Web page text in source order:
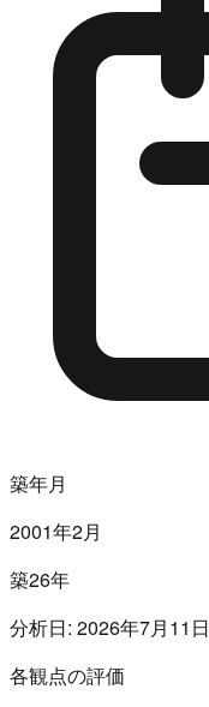
築年月
2001年2月
築26年
分析日: 2026年7月11日
各観点の評価